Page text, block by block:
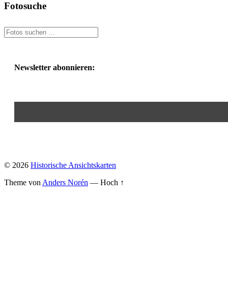
Fotosuche
Newsletter abonnieren:
© 2026 Historische Ansichtskarten
Theme von Anders Norén — Hoch ↑